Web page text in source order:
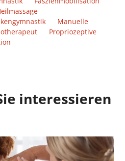
Manuelle
Propriozeptive
interessieren